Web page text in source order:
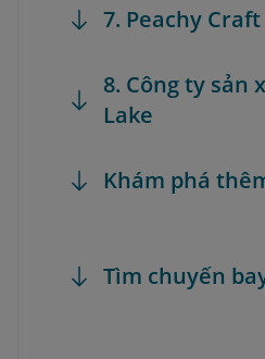
7. Peachy
8. Công ty sản
Lake
Khám phá
Tìm chuyến